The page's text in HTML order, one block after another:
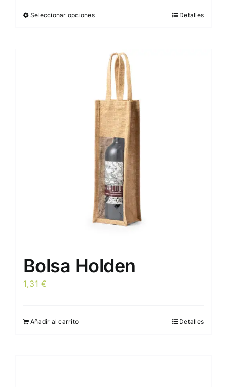
Seleccionar opcionesEste
múltiples
variantes.
Las
opciones
se
pueden
elegir
en
la
página
de
producto
Detalles
Bolsa Holden
1,31€
Añadir al carrito Detalles